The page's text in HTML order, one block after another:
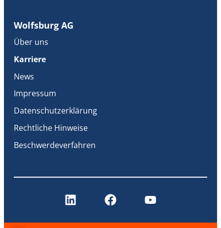
Wolfsburg AG
Über uns
Karriere
News
Impressum
Datenschutzerklärung
Rechtliche Hinweise
Beschwerdeverfahren